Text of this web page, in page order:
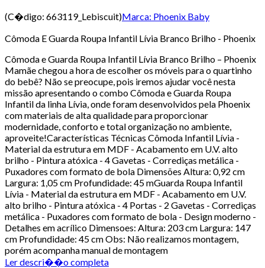
(C�digo: 663119_Lebiscuit)Marca: Phoenix Baby
Cômoda E Guarda Roupa Infantil Lívia Branco Brilho - Phoenix
Cômoda e Guarda Roupa Infantil Lívia Branco Brilho – Phoenix
Mamãe chegou a hora de escolher os móveis para o quartinho
do bebê? Não se preocupe, pois iremos ajudar você nesta
missão apresentando o combo Cômoda e Guarda Roupa
Infantil da linha Lívia, onde foram desenvolvidos pela Phoenix
com materiais de alta qualidade para proporcionar
modernidade, conforto e total organização no ambiente,
aproveite!Características Técnicas Cômoda Infantil Lívia -
Material da estrutura em MDF - Acabamento em U.V. alto
brilho - Pintura atóxica - 4 Gavetas - Corrediças metálica -
Puxadores com formato de bola Dimensões Altura: 0,92 cm
Largura: 1,05 cm Profundidade: 45 mGuarda Roupa Infantil
Lívia - Material da estrutura em MDF - Acabamento em U.V.
alto brilho - Pintura atóxica - 4 Portas - 2 Gavetas - Corrediças
metálica - Puxadores com formato de bola - Design moderno -
Detalhes em acrílico Dimensoes: Altura: 203 cm Largura: 147
cm Profundidade: 45 cm Obs: Não realizamos montagem,
porém acompanha manual de montagem
Ler descri��o completa